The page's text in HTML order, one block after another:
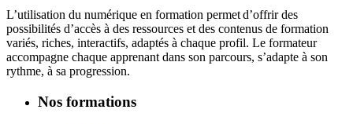
L’utilisation du numérique en formation permet d’offrir des
possibilités d’accès à des ressources et des contenus de formation
variés, riches, interactifs, adaptés à chaque profil. Le formateur
accompagne chaque apprenant dans son parcours, s’adapte à son
rythme, à sa progression.
Nos formations